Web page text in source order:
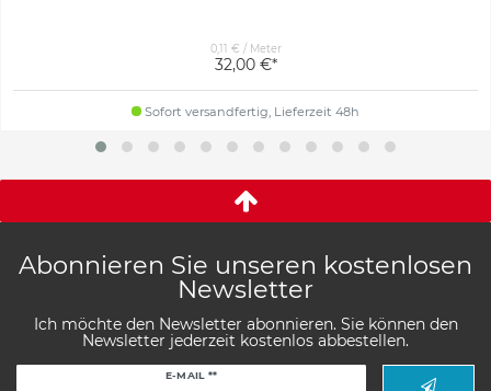
0,11 € / Meter
32,00 €*
Sofort versandfertig, Lieferzeit 48h
Abonnieren Sie unseren kostenlosen
Newsletter
Ich möchte den Newsletter abonnieren. Sie können den
Newsletter jederzeit kostenlos abbestellen.
E-MAIL **